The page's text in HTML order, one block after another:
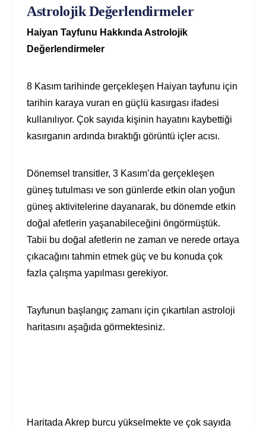
Astrolojik Değerlendirmeler
Haiyan Tayfunu Hakkında Astrolojik
Değerlendirmeler
8 Kasım tarihinde gerçekleşen Haiyan tayfunu için
tarihin karaya vuran en güçlü kasırgası ifadesi
kullanılıyor. Çok sayıda kişinin hayatını kaybettiği
kasırganın ardında bıraktığı görüntü içler acısı.
Dönemsel transitler, 3 Kasım’da gerçekleşen
güneş tutulması ve son günlerde etkin olan yoğun
güneş aktivitelerine dayanarak, bu dönemde etkin
doğal afetlerin yaşanabileceğini öngörmüştük.
Tabii bu doğal afetlerin ne zaman ve nerede ortaya
çıkacağını tahmin etmek güç ve bu konuda çok
fazla çalışma yapılması gerekiyor.
Tayfunun başlangıç zamanı için çıkartılan astroloji
haritasını aşağıda görmektesiniz.
Haritada Akrep burcu yükselmekte ve çok sayıda